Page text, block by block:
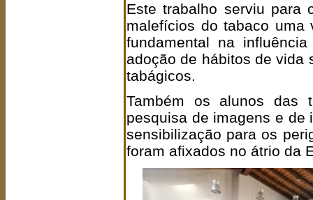
Este trabalho serviu para
malefícios do tabaco uma
fundamental na
adoção de hábitos de vida
tabágicos.
Também os alunos das
pesquisa de imagens e de
sensibilização para os
foram afixados no átrio da